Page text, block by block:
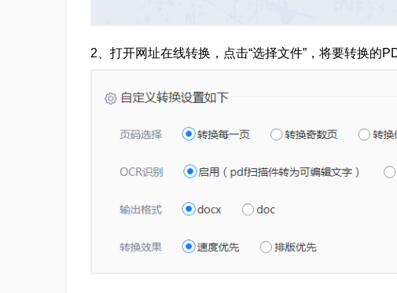
2、打开网址在线转换，点击“选择文件”，将要转换的